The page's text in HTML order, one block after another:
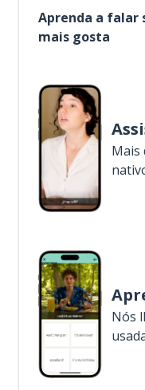
Aprenda a falar
mais gosta
Mais
Nós